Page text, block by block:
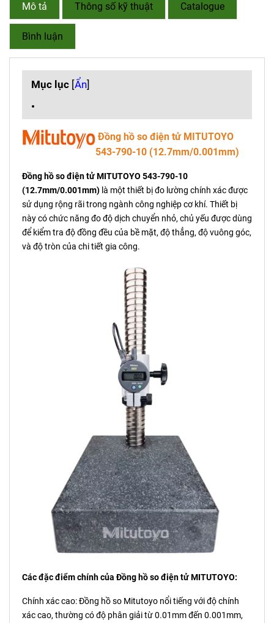
Mô tả Thông số kỹ thuật Catalogue
Bình luận
Mục lục [Ẩn]
Đồng hồ so điện tử MITUTOYO
543-790-10 (12.7mm/0.001mm)
Đồng hồ so điện tử MITUTOYO 543-790-10
(12.7mm/0.001mm) là một thiết bị đo lường chính xác được
sử dụng rộng rãi trong ngành công nghiệp cơ khí. Thiết bị
này có chức năng đo độ dịch chuyển nhỏ, chủ yếu được dùng
để kiểm tra độ đồng đều của bề mặt, độ thẳng, độ vuông góc,
và độ tròn của chi tiết gia công.
Các đặc điểm chính của Đồng hồ so điện tử MITUTOYO:
Chính xác cao: Đồng hồ so Mitutoyo nổi tiếng với độ chính
xác cao, thường có độ phân giải từ 0.01mm đến 0.001mm,